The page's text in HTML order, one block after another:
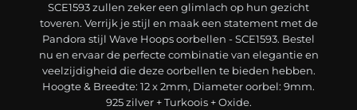
SCE1593 zullen zeker een glimlach op hun gezicht
toveren. Verrijk je stijl en maak een statement met de
Pandora stijl Wave Hoops oorbellen - SCE1593. Bestel
nu en ervaar de perfecte combinatie van elegantie en
veelzijdigheid die deze oorbellen te bieden hebben.
Hoogte & Breedte: 12 x 2mm, Diameter oorbel: 9mm.
925 zilver + Turkoois + Oxide.